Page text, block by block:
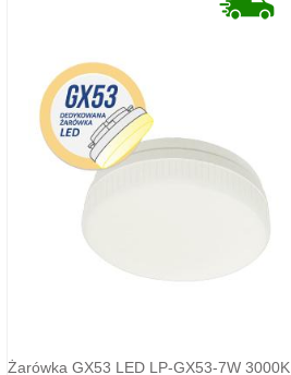
Żarówka GX53 LED LP-GX53-7W 3000K